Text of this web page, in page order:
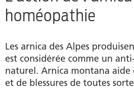
homéopathie
Les arnica des Alpes
est considérée comme un
naturel. Arnica montana aide
et de blessures de toutes